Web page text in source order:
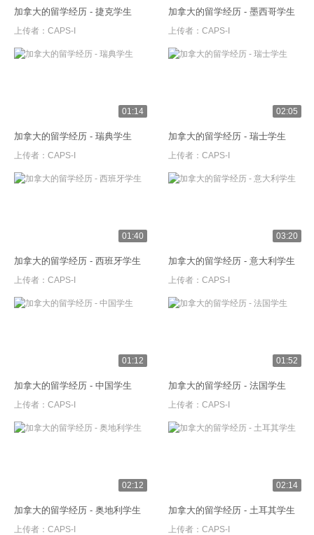
加拿大的留学经历 - 捷克学生
上传者： CAPS-I
加拿大的留学经历 - 墨西哥学生
上传者： CAPS-I
01:14
加拿大的留学经历 - 瑞典学生
上传者： CAPS-I
02:05
加拿大的留学经历 - 瑞士学生
上传者： CAPS-I
01:40
加拿大的留学经历 - 西班牙学生
上传者： CAPS-I
03:20
加拿大的留学经历 - 意大利学生
上传者： CAPS-I
01:12
加拿大的留学经历 - 中国学生
上传者： CAPS-I
01:52
加拿大的留学经历 - 法国学生
上传者： CAPS-I
02:12
加拿大的留学经历 - 奥地利学生
上传者： CAPS-I
02:14
加拿大的留学经历 - 土耳其学生
上传者： CAPS-I